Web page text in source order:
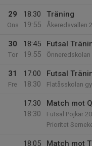
29
Ons
18:30
19:55
Träning
Åkeredsvallen 2
30
Tor
18:45
19:55
Futsal
Önneredskolan
31
Fre
17:00
18:30
Futsal
Flatåsskolan
17:30
18:30
Match mot
Futsal Pojkar
Prioritet
18:05 Match mot